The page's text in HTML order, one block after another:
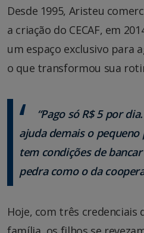
Desde 1995, Aristeu
a criação do CECAF, em
um espaço exclusivo para
o que transformou sua
“Pago só R$ 5 por
ajuda demais o
tem condições de
pedra como o da
Hoje, com três credenciais